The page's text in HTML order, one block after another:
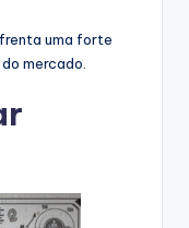
uma forte
mercado.